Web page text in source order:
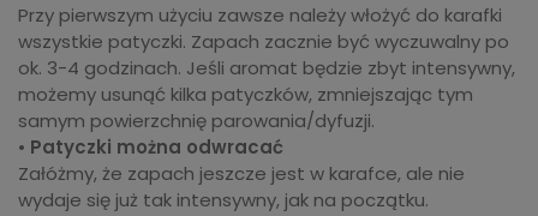
Przy pierwszym użyciu zawsze należy włożyć do karafki
wszystkie patyczki. Zapach zacznie być wyczuwalny po
ok. 3-4 godzinach. Jeśli aromat będzie zbyt intensywny,
możemy usunąć kilka patyczków, zmniejszając tym
samym powierzchnię parowania/dyfuzji.
• Patyczki można odwracać
Załóżmy, że zapach jeszcze jest w karafce, ale nie
wydaje się już tak intensywny, jak na początku.